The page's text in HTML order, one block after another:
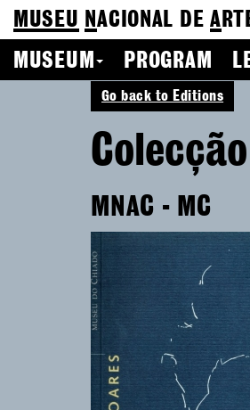
MUSEU NACIONAL DEA
MUSEUM
PROGRAM
Go back to Editions
MNAC - MC